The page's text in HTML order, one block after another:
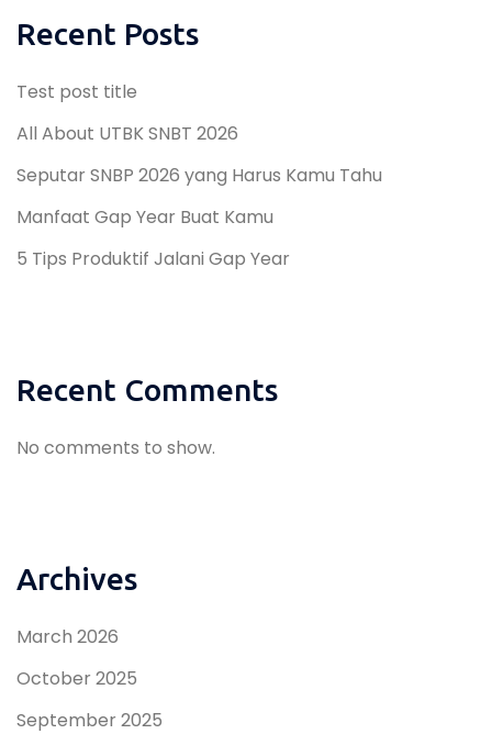
Recent Posts
Test post title
All About UTBK SNBT 2026
Seputar SNBP 2026 yang Harus Kamu Tahu
Manfaat Gap Year Buat Kamu
5 Tips Produktif Jalani Gap Year
Recent Comments
No comments to show.
Archives
March 2026
October 2025
September 2025